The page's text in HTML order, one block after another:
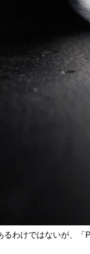
るわけではないが、